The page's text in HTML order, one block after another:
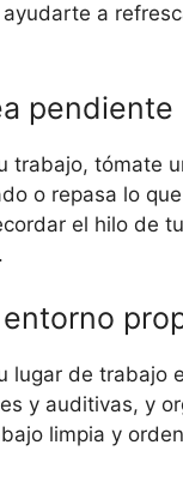
a
pendiente
trabajo, tómate
o repasa lo
el hilo de
lugar de trabajo
y auditivas, y
limpia y